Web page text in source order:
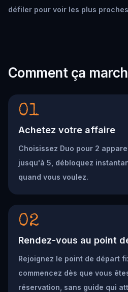
défiler pour voir les plus
Comment ça
01
Achetez votre affaire
Choisissez Duo pour 2
jusqu'à 5, débloquez
quand vous voulez.
02
Rendez-vous au point
Rejoignez le point de départ
commencez dès que vous
réservation, sans guide qui